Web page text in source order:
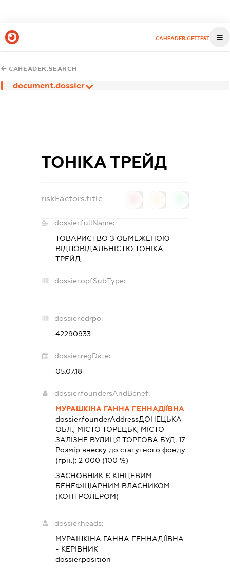
CAHEADER.GETTEST
CAHEADER.SEARCH
document.dossier
ТОНІКА ТРЕЙД
riskFactors.title
dossier.fullName:
ТОВАРИСТВО З ОБМЕЖЕНОЮ
ВІДПОВІДАЛЬНІСТЮТОНІКА
ТРЕЙД
dossier.opfSubType:
-
dossier.edrpo:
42290933
dossier.regDate:
05.07.18
dossier.foundersAndBenef:
МУРАШКІНА ГАННА ГЕННАДІЇВНА
dossier.founderAddressДОНЕЦЬКА
ОБЛ., МІСТО ТОРЕЦЬК, МІСТО
ЗАЛІЗНЕ ВУЛИЦЯ ТОРГОВА БУД. 17
Розмір внеску до статутного фонду
(грн.):2 000 (100 %)
ЗАСНОВНИК Є КІНЦЕВИМ
БЕНЕФІЦІАРНИМ ВЛАСНИКОМ
(КОНТРОЛЕРОМ)
dossier.heads:
МУРАШКІНА ГАННА ГЕННАДІЇВНА
- КЕРІВНИК
dossier.position -